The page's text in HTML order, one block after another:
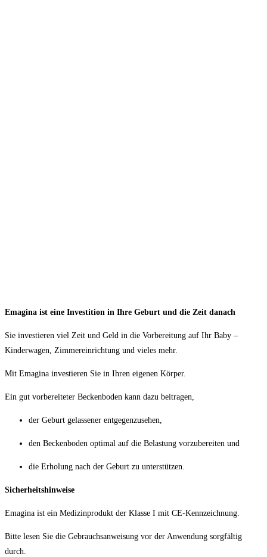
Emagina ist eine Investition in Ihre Geburt und die Zeit danach
Sie investieren viel Zeit und Geld in die Vorbereitung auf Ihr Baby –
Kinderwagen, Zimmereinrichtung und vieles mehr.
Mit Emagina investieren Sie in Ihren eigenen Körper.
Ein gut vorbereiteter Beckenboden kann dazu beitragen,
der Geburt gelassener entgegenzusehen,
den Beckenboden optimal auf die Belastung vorzubereiten und
die Erholung nach der Geburt zu unterstützen.
Sicherheitshinweise
Emagina ist ein Medizinprodukt der Klasse I mit CE-Kennzeichnung.
Bitte lesen Sie die Gebrauchsanweisung vor der Anwendung sorgfältig
durch.